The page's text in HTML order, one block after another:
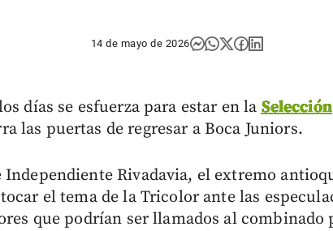
14 de mayo de 2026
días se esfuerza para estar en laSelección
las puertas de regresar a Boca Juniors.
Rivadavia, el extremo
el tema de la Tricolor ante las
que podrían ser llamados al combinado